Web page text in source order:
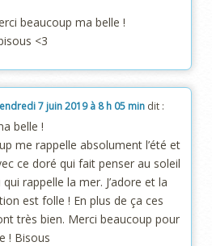
beaucoup ma belle !
<3
7 juin 2019 à 8 h 05 min dit :
belle !
me rappelle absolument l’été et
ce doré qui fait penser au soleil
rappelle la mer. J’adore et la
est folle ! En plus de ça ces
très bien. Merci beaucoup pour
! Bisous